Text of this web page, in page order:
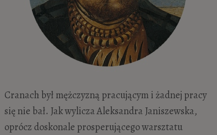
Cranach był mężczyzną pracującym i żadnej pracy
się nie bał. Jak wylicza Aleksandra Janiszewska,
oprócz doskonale prosperującego warsztatu